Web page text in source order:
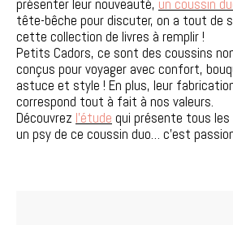
présenter leur nouveauté, un coussin
tête-bêche pour discuter, on a tout de
cette collection de livres à remplir !
Petits Cadors, ce sont des coussins
conçus pour voyager avec confort,
astuce et style ! En plus, leur
correspond tout à fait à nos valeurs.
Découvrez l’étude qui présente tous
un psy de ce coussin duo… c’est